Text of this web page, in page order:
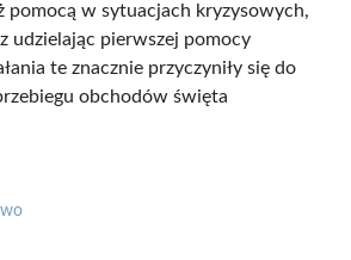
pomocą w sytuacjach kryzysowych,
udzielając pierwszej pomocy
te znacznie przyczyniły się do
obchodów święta